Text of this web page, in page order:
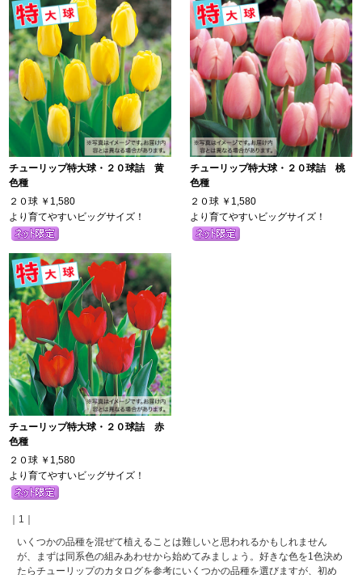
チューリップ特大球・２０球詰 黄
色種
２０球 ￥1,580
より育てやすいビッグサイズ！
チューリップ特大球・２０球詰 桃
色種
２０球 ￥1,580
より育てやすいビッグサイズ！
チューリップ特大球・２０球詰 赤
色種
２０球 ￥1,580
より育てやすいビッグサイズ！
｜1｜
いくつかの品種を混ぜて植えることは難しいと思われるかもしれません
が、まずは同系色の組みあわせから始めてみましょう。好きな色を1色決め
たらチューリップのカタログを参考にいくつかの品種を選びますが、初め